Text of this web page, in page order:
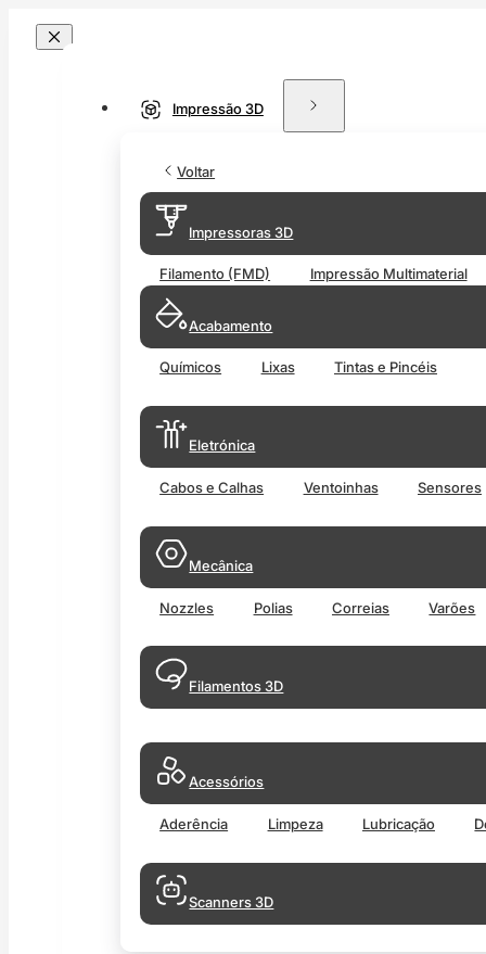
Impressão 3D
Voltar
Impressoras 3D
Filamento (FMD) Impressão Multimaterial
Acabamento
Químicos Lixas Tintas e Pincéis
Eletrónica
Cabos e Calhas Ventoinhas Sensores
Mecânica
Nozzles Polias Correias Varões
Filamentos 3D
Acessórios
Aderência Limpeza Lubricação
Scanners 3D